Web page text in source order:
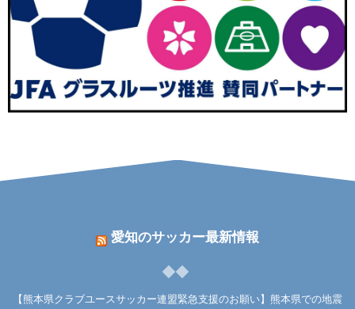
愛知のサッカー最新情報
【熊本県クラブユースサッカー連盟緊急支援のお願い】熊本県での地震